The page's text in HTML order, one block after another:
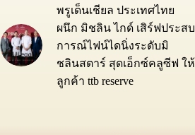
พรูเด็นเชียล ประเทศไทย
ผนึก มิชลิน ไกด์ เสิร์ฟประสบ
การณ์ไฟน์ไดนิ่งระดับมิ
ชลินสตาร์ สุดเอ็กซ์คลูซีฟ ให้
ลูกค้า ttb reserve